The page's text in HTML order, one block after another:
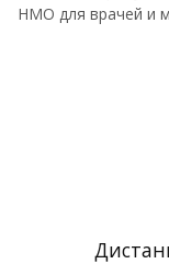
НМО для врачей и